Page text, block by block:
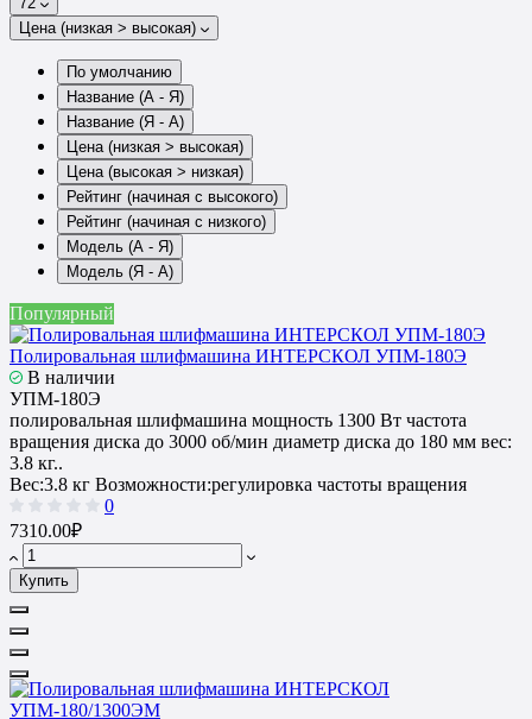
Цена (низкая > высокая)
По умолчанию
Название (А - Я)
Название (Я - А)
Цена (низкая > высокая)
Цена (высокая > низкая)
Рейтинг (начиная с высокого)
Рейтинг (начиная с низкого)
Модель (А - Я)
Модель (Я - А)
Популярный
Полировальная шлифмашина ИНТЕРСКОЛ УПМ-180Э
В наличии
УПМ-180Э
полировальная шлифмашина мощность 1300 Вт частота
вращения диска до 3000 об/мин диаметр диска до 180 мм вес:
3.8 кг..
Вес:3.8 кг Возможности:регулировка частоты вращения
0
7310.00₽
Купить